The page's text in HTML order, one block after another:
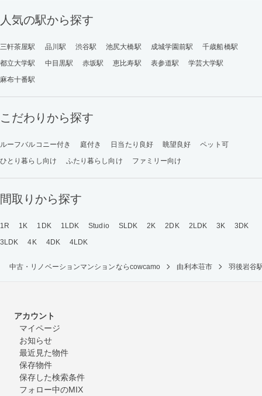
人気の駅から探す
三軒茶屋駅 品川駅 渋谷駅 池尻大橋駅 成城学園前駅
千歳船橋駅
都立大学駅
中目黒駅 赤坂駅 恵比寿駅 表参道駅
学芸大学駅
麻布十番駅
こだわりから探す
ルーフバルコニー付き 庭付き 日当たり良好 眺望良好
ペット可
ひとり暮らし向け
ふたり暮らし向け ファミリー向け
間取りから探す
1R 1K 1DK 1LDK Studio SLDK 2K 2DK 2LDK 3K
3DK
3LDK
4K 4DK 4LDK
中古・リノベーションマンションならcowcamo 由利本荘市 羽後岩谷
アカウント
マイページ
お知らせ
最近見た物件
保存物件
保存した検索条件
フォロー中のMIX